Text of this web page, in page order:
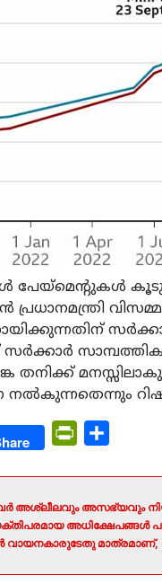
പേയ്‌മെന്റുകൾ
സർക്കാർ
PrintFriendly
അശ്ലീലവും അസഭ്യവും
അധിക്ഷേപങ്ങൾ
വായനകാരുടേതു